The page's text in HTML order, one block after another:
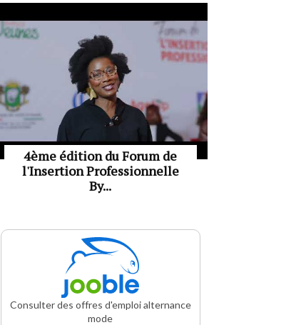
4ème édition du Forum de
l'Insertion Professionnelle
By...
Consulter des offres d'emploi alternance
mode